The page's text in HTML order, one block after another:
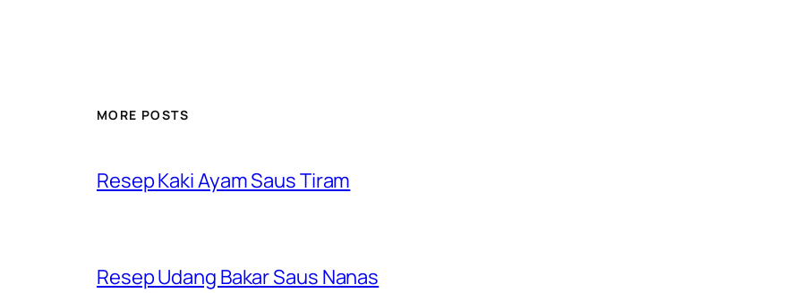
MORE POSTS
Resep Kaki Ayam Saus Tiram
Resep Udang Bakar Saus Nanas